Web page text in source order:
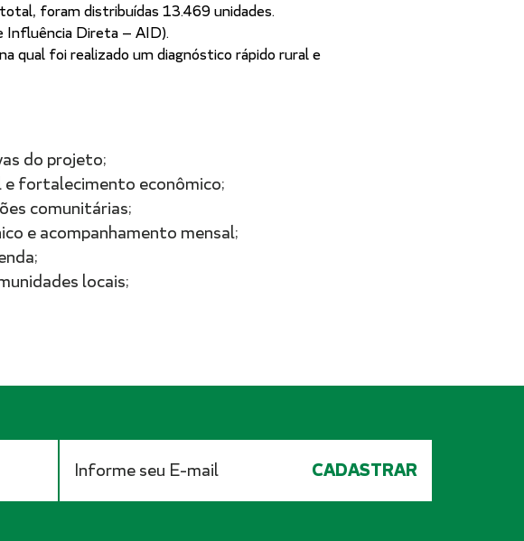
foram distribuídas 13.469 unidades.
Influência Direta — AID).
qual foi realizado um diagnóstico rápido rural e
do projeto;
e fortalecimento econômico;
comunitárias;
e acompanhamento mensal;
locais;